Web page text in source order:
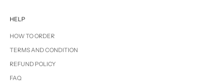
HELP
HOW TO ORDER
TERMS AND CONDITION
REFUND POLICY
FAQ